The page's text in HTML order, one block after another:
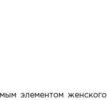
элементом женского